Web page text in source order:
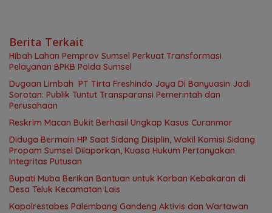
Berita Terkait
Hibah Lahan Pemprov Sumsel Perkuat Transformasi
Pelayanan BPKB Polda Sumsel
Dugaan Limbah PT Tirta Freshindo Jaya Di Banyuasin Jadi
Sorotan: Publik Tuntut Transparansi Pemerintah dan
Perusahaan
Reskrim Macan Bukit Berhasil Ungkap Kasus Curanmor
Diduga Bermain HP Saat Sidang Disiplin, Wakil Komisi Sidang
Propam Sumsel Dilaporkan, Kuasa Hukum Pertanyakan
Integritas Putusan
Bupati Muba Berikan Bantuan untuk Korban Kebakaran di
Desa Teluk Kecamatan Lais
Kapolrestabes Palembang Gandeng Aktivis dan Wartawan